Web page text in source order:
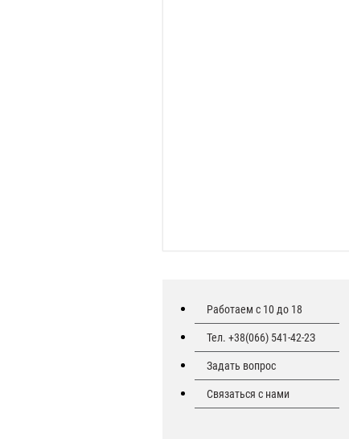
Работаем с 10 до 18
Тел. +38(066) 541-42-2З
Задать вопрос
Связаться с нами